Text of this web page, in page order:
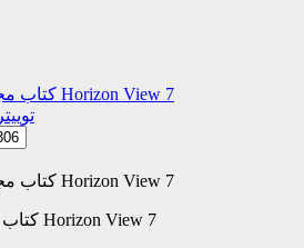
توییتر
کتاب مجازی سازی دسکتاب با Horizon View 7